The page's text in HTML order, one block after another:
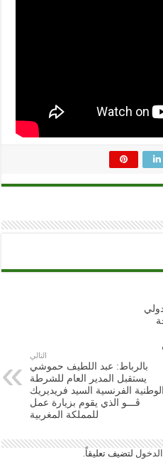
التالي
بالرباط: عبد اللطيف حموشي
يستقبل المدير العام للشرطة
الوطنية الفرنسية السيد فريديريك
ڤـــو الذي يقوم بزيارة عمل
للمملكة المغربية
لتضيف تعليقاً.